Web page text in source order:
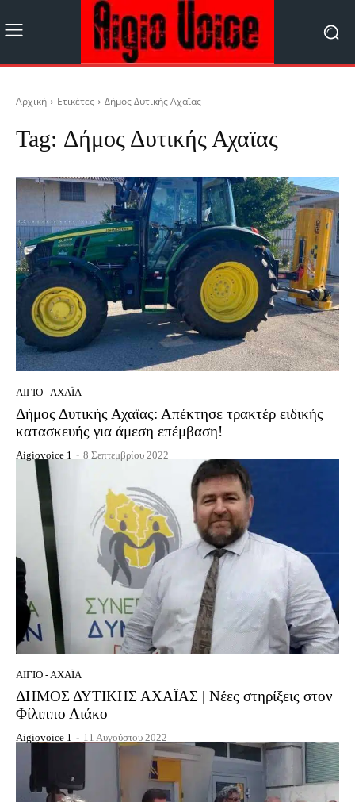
Αρχική Ετικέτες Δήμος Δυτικής Αχαϊας
Tag: Δήμος Δυτικής Αχαϊας
ΑΊΓΙΟ - ΑΧΑΪ́Α
Δήμος Δυτικής Αχαϊας: Απέκτησε τρακτέρ ειδικής
κατασκευής για άμεση επέμβαση!
Aigiovoice 1 - 8 Σεπτεμβρίου 2022
ΑΊΓΙΟ - ΑΧΑΪ́Α
ΔΗΜΟΣ ΔΥΤΙΚΗΣ ΑΧΑΪΑΣ | Νέες στηρίξεις στον
Φίλιππο Λιάκο
Aigiovoice 1 - 11 Αυγούστου 2022